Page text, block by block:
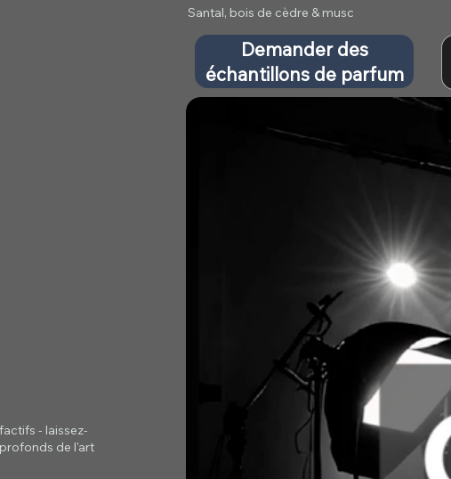
Santal, bois de cèdre & musc
Demander des
échantillons de parfum
- laissez-
de l'art